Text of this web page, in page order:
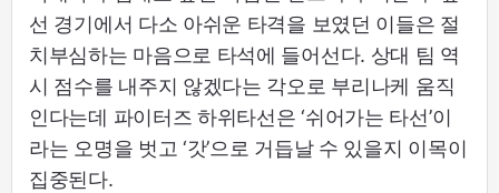
선 경기에서 다소 아쉬운 타격을 보였던 이들은 절
치부심하는 마음으로 타석에 들어선다. 상대 팀 역
시 점수를 내주지 않겠다는 각오로 부리나케 움직
인다는데 파이터즈 하위타선은 ‘쉬어가는 타선’이
라는 오명을 벗고 ‘갓’으로 거듭날 수 있을지 이목이
집중된다.